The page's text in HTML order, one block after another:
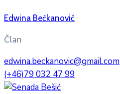
Edwina Bećkanović
Član
edwina.beckanovic@gmail.com
(+46)79 032 47 99